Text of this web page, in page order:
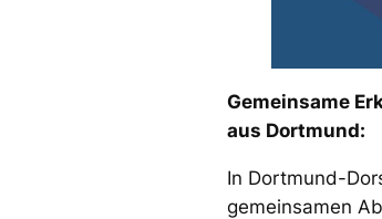
Gemeinsame
aus Dortmund:
In Dortmund-
gemeinsamen